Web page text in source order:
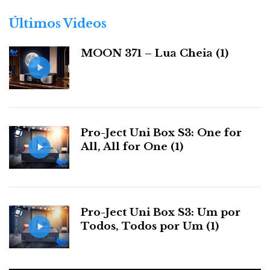
Mais...
DIGITAL SOURCE
High End Digital Server & Streamer
Antipodes Oladra
r
s
Últimos Videos
MOON 371 – Lua Cheia (1)
Pro-Ject Uni Box S3: One for
All, All for One (1)
Pro-Ject Uni Box S3: Um por
Todos, Todos por Um (1)